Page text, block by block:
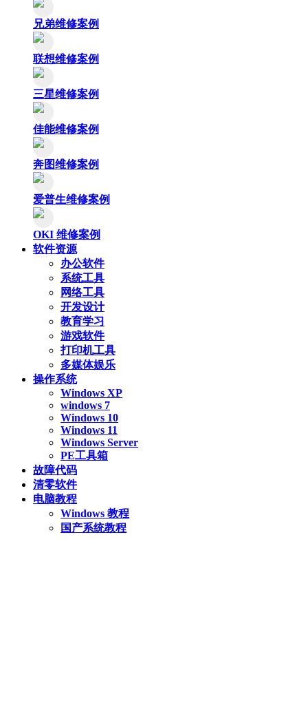
兄弟维修案例
联想维修案例
三星维修案例
佳能维修案例
奔图维修案例
爱普生维修案例
OKI 维修案例
软件资源
办公软件
系统工具
网络工具
开发设计
教育学习
游戏软件
打印机工具
多媒体娱乐
操作系统
Windows XP
windows 7
Windows 10
Windows 11
Windows Server
PE工具箱
故障代码
清零软件
电脑教程
Windows 教程
国产系统教程